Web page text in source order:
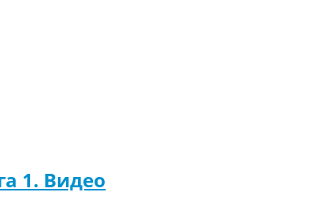
1. Видео